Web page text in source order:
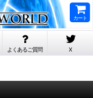
カート
よくあるご質問 X